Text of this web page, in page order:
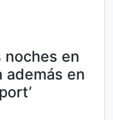
noches en
además en